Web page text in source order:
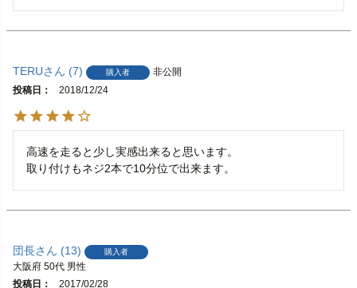
TERU 7 購入者
非公開
投稿日
2018/12/24
高速を走ると少し実感出来ると思います。
取り付けもネジ2本で10分位で出来ます。
団長 13 購入者
大阪府 50代 男性
投稿日
2017/02/28